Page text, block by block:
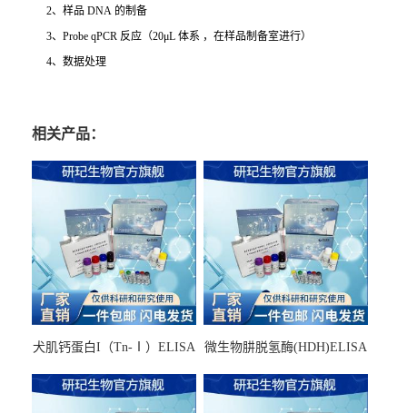
2、样品 DNA 的制备
3、Probe qPCR 反应（20μL 体系 ，在样品制备室进行）
4、数据处理
相关产品：
犬肌钙蛋白I（Tn-Ⅰ）ELISA
微生物肼脱氢酶(HDH)ELISA